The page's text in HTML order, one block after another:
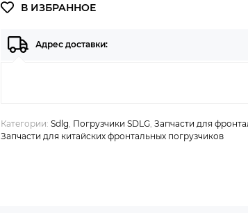
Адрес доставки:
Категории: Sdlg Погрузчики SDLG Запчасти для
Запчасти для китайских фронтальных погрузчиков